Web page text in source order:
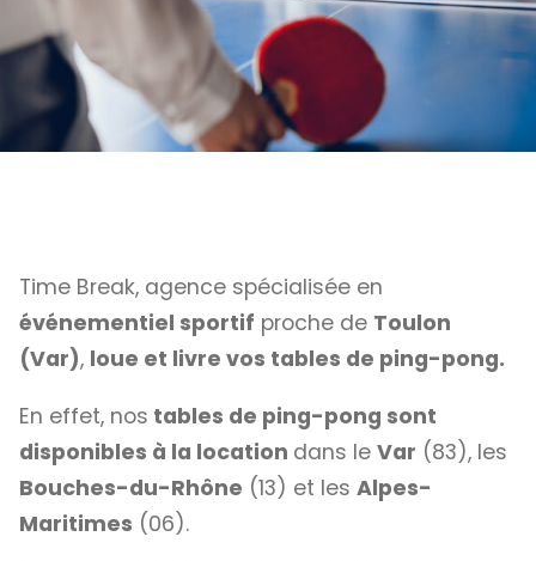
Time Break, agence spécialisée en
événementiel sportif proche de Toulon
(Var), loue et livre vos tables de ping-pong.
En effet, nos tables de ping-pong sont
disponibles à la location dans le Var (83), les
Bouches-du-Rhône (13) et les Alpes-
Maritimes (06).